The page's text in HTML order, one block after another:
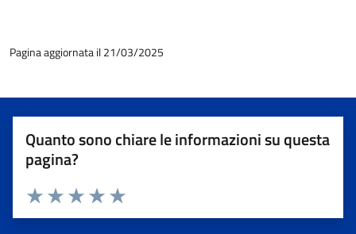
Pagina aggiornata il 21/03/2025
Quanto sono chiare le informazioni su questa
pagina?
Valuta 5 stelle su 5
Valuta 4 stelle su 5
Valuta 3 stelle su 5
Valuta 2 stelle su 5
Valuta 1 stelle su 5